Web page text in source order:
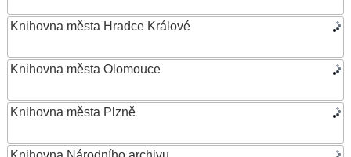
Knihovna města Hradce Králové
Knihovna města Olomouce
Knihovna města Plzně